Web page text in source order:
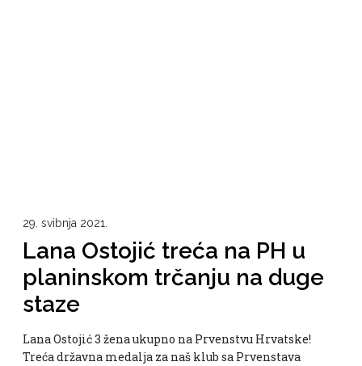
29. svibnja 2021.
Lana Ostojić treća na PH u
planinskom trčanju na duge
staze
Lana Ostojić 3 žena ukupno na Prvenstvu Hrvatske!
Treća državna medalja za naš klub sa Prvenstava